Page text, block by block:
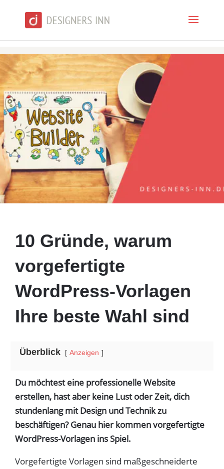
10 Gründe, warum
vorgefertigte
WordPress-Vorlagen
Ihre beste Wahl sind
Überblick Anzeigen
Du möchtest eine professionelle Website
erstellen, hast aber keine Lust oder Zeit, dich
stundenlang mit Design und Technik zu
beschäftigen? Genau hier kommen vorgefertigte
WordPress-Vorlagen ins Spiel.
Vorgefertigte Vorlagen sind maßgeschneiderte